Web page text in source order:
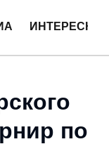
ИНТЕРЕСНОЕ
по